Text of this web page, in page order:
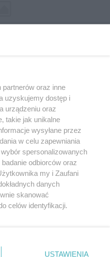
nie może być powielany i
w jakikolwiek sposób (w
na jakimkolwiek polu
z umieszczaniem w
praw. Jakiekolwiek użycie lub
w części z naruszeniem prawa,
pod groźbą kary i może być
oraz inne
uzyskujemy dostęp i
urządzeniu oraz
takie jak unikalne
wysyłane przez
w celu zapewniania
spersonalizowanych
odbiorców oraz
my i Zaufani
danych
skanować
celów identyfikacji.
ustawień prywatności
USTAWIENIA